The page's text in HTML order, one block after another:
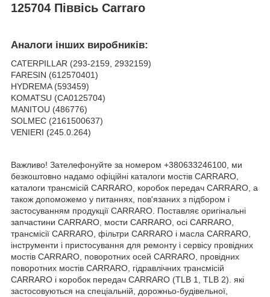
125704 Піввісь Carraro
Аналоги інших виробників:
CATERPILLAR (293-2159, 2932159)
FARESIN (612570401)
HYDREMA (593459)
KOMATSU (CA0125704)
MANITOU (486776)
SOLMEC (2161500637)
VENIERI (245.0.264)
Важливо! Зателефонуйте за номером +380633246100, ми
безкоштовно надамо офіційні каталоги мостів CARRARO,
каталоги трансмісій CARRARO, коробок передач CARRARO, а
також допоможемо у питаннях, пов'язаних з підбором і
застосуванням продукції CARRARO. Поставляє оригінальні
запчастини CARRARO, мости CARRARO, осі CARRARO,
трансмісії CARRARO, фільтри CARRARO і масла CARRARO,
інструменти і пристосування для ремонту і сервісу провідних
мостів CARRARO, поворотних осей CARRARO, провідних
поворотних мостів CARRARO, гідравлічних трансмісій
CARRARO і коробок передач CARRARO (TLB 1, TLB 2). які
застосовуються на спеціальній, дорожньо-будівельної,